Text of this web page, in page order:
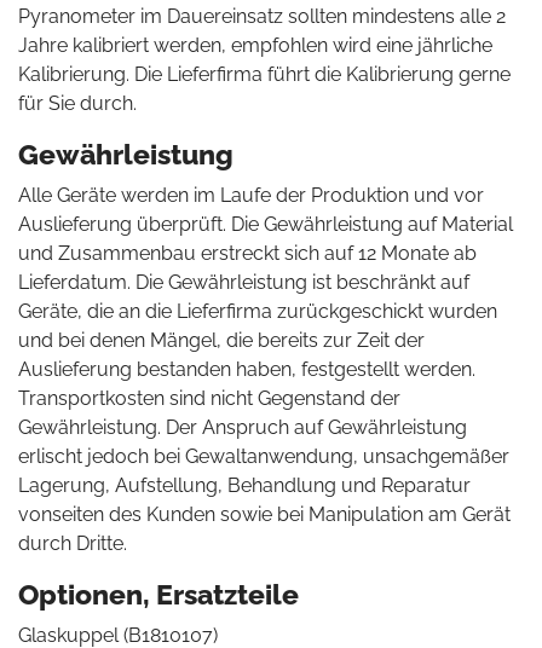
Pyranometer im Dauereinsatz sollten mindestens alle 2
Jahre kalibriert werden, empfohlen wird eine jährliche
Kalibrierung. Die Lieferfirma führt die Kalibrierung gerne
für Sie durch.
Gewährleistung
Alle Geräte werden im Laufe der Produktion und vor
Auslieferung überprüft. Die Gewährleistung auf Material
und Zusammenbau erstreckt sich auf 12 Monate ab
Lieferdatum. Die Gewährleistung ist beschränkt auf
Geräte, die an die Lieferfirma zurückgeschickt wurden
und bei denen Mängel, die bereits zur Zeit der
Auslieferung bestanden haben, festgestellt werden.
Transportkosten sind nicht Gegenstand der
Gewährleistung. Der Anspruch auf Gewährleistung
erlischt jedoch bei Gewaltanwendung, unsachgemäßer
Lagerung, Aufstellung, Behandlung und Reparatur
vonseiten des Kunden sowie bei Manipulation am Gerät
durch Dritte.
Optionen, Ersatzteile
Glaskuppel (B1810107)